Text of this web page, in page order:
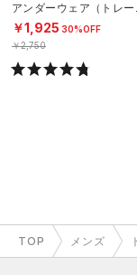
アンダーウェア（トレー
N）
￥1,925 30%OFF
￥2,750
TOP メンズ